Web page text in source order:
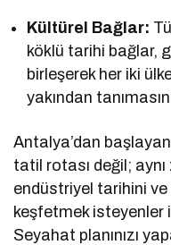
Kültürel Bağlar:
köklü tarihi bağlar,
birleşerek her iki
yakından
Antalya’dan
tatil rotası değil; aynı
endüstriyel tarihini ve
keşfetmek isteyenler
Seyahat planınızı